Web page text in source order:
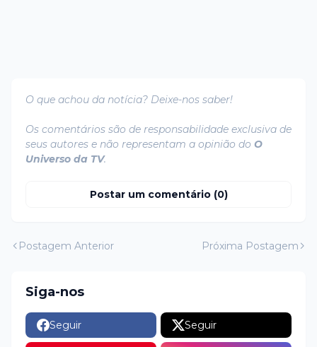
O que achou da notícia? Deixe-nos saber!
Os comentários são de responsabilidade exclusiva de
seus autores e não representam a opinião do O
Universo da TV.
Postar um comentário (0)
Postagem Anterior Próxima Postagem
Siga-nos
Seguir Seguir